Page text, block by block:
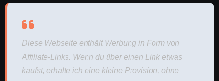
Diese Webseite enthält Werbung in Form von
Affiliate-Links. Wenn du über einen Link etwas
kaufst, erhalte ich eine kleine Provision, ohne